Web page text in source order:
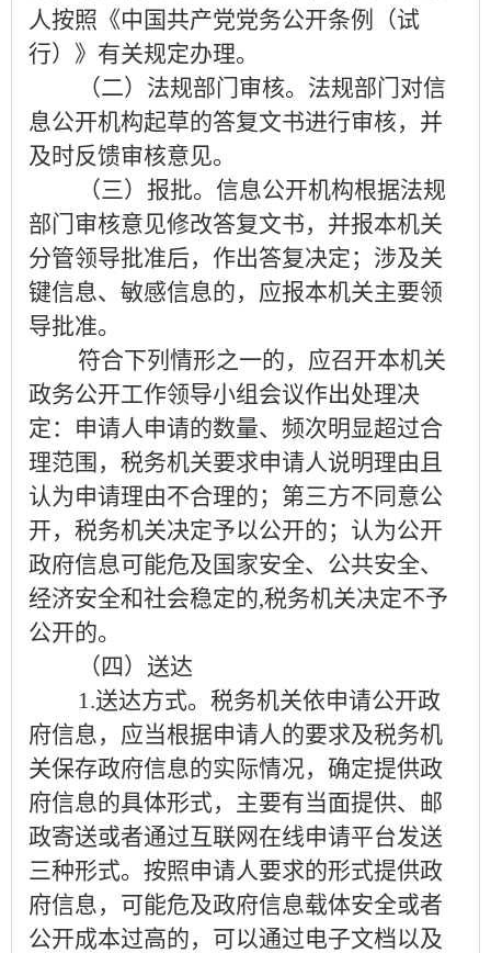
人按照《中国共产党党务公开条例（试
行）》有关规定办理。
（二）法规部门审核。 法规部门对信
息公开机构起草的答复文书进行审核，并
及时反馈审核意见。
（三）报批。 信息公开机构根据法规
部门审核意见修改答复文书，并报本机关
分管领导批准后，作出答复决定；涉及关
键信息、敏感信息的，应报本机关主要领
导批准。
符合下列情形之一的，应召开本机关
政务公开工作领导小组会议作出处理决
定：申请人申请的数量、频次明显超过合
理范围，税务机关要求申请人说明理由且
认为申请理由不合理的；第三方不同意公
开，税务机关决定予以公开的；认为公开
政府信息可能危及国家安全、公共安全、
经济安全和社会稳定的,税务机关决定不予
公开的。
（四）送达
1.送达方式。税务机关依申请公开政
府信息，应当根据申请人的要求及税务机
关保存政府信息的实际情况，确定提供政
府信息的具体形式，主要有当面提供、邮
政寄送或者通过互联网在线申请平台发送
三种形式。按照申请人要求的形式提供政
府信息，可能危及政府信息载体安全或者
公开成本过高的，可以通过电子文档以及